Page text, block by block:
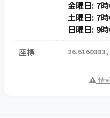
金曜日: 7
土曜日: 7
日曜日: 9
座標
情